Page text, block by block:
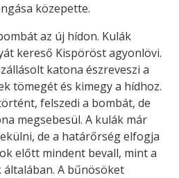
közepette.
az új hídon. Kulák
kereső Kispöröst agyonlövi.
katona észreveszi a
tömegét és kimegy a híd­hoz.
felszedi a bombát, de
megsebesül. A kulák már
de a határőrség elfogja
előtt mindent bevall, mint a
A bűnösöket